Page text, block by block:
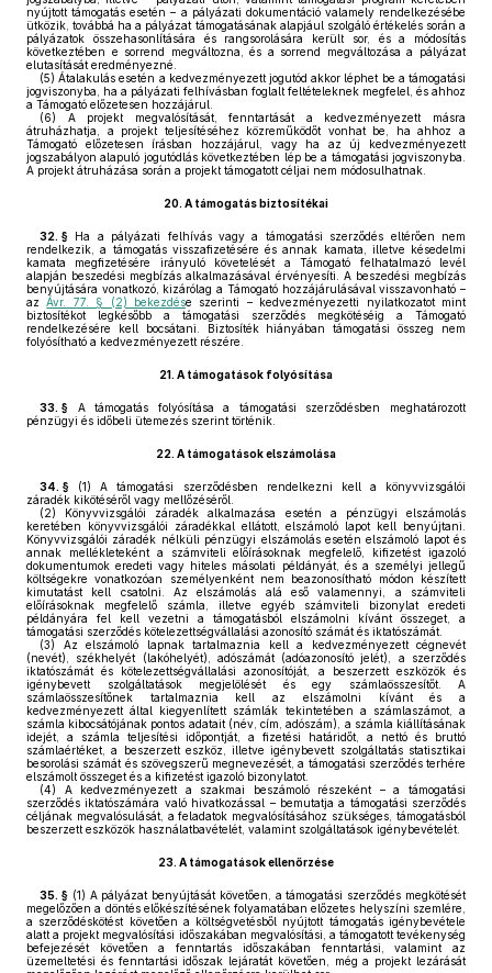
nyújtott támogatás esetén – a pályázati dokumentáció valamely rendelkezésébe
ütközik, továbbá ha a pályázat támogatásának alapjául szolgáló értékelés során a
pályázatok összehasonlítására és rangsorolására került sor, és a módosítás
következtében e sorrend megváltozna, és a sorrend megváltozása a pályázat
elutasítását eredményezné.
(5) Átalakulás esetén a kedvezményezett jogutód akkor léphet be a támogatási
jogviszonyba, ha a pályázati felhívásban foglalt feltételeknek megfelel, és ahhoz
a Támogató előzetesen hozzájárul.
(6) A projekt megvalósítását, fenntartását a kedvezményezett másra
átruházhatja, a projekt teljesítéséhez közreműködőt vonhat be, ha ahhoz a
Támogató előzetesen írásban hozzájárul, vagy ha az új kedvezményezett
jogszabályon alapuló jogutódlás következtében lép be a támogatási jogviszonyba.
A projekt átruházása során a projekt támogatott céljai nem módosulhatnak.
20. A támogatás biztosítékai
32. § Ha a pályázati felhívás vagy a támogatási szerződés eltérően nem
rendelkezik, a támogatás visszafizetésére és annak kamata, illetve késedelmi
kamata megfizetésére irányuló követelését a Támogató felhatalmazó levél
alapján beszedési megbízás alkalmazásával érvényesíti. A beszedési megbízás
benyújtására vonatkozó, kizárólag a Támogató hozzájárulásával visszavonható –
azÁvr. 77. § (2) bekezdése szerinti – kedvezményezetti nyilatkozatot mint
biztosítékot legkésőbb a támogatási szerződés megkötéséig a Támogató
rendelkezésére kell bocsátani. Biztosíték hiányában támogatási összeg nem
folyósítható a kedvezményezett részére.
21. A támogatások folyósítása
33. § A támogatás folyósítása a támogatási szerződésben meghatározott
pénzügyi és időbeli ütemezés szerint történik.
22. A támogatások elszámolása
34. § (1) A támogatási szerződésben rendelkezni kell a könyvvizsgálói
záradék kikötéséről vagy mellőzéséről.
(2) Könyvvizsgálói záradék alkalmazása esetén a pénzügyi elszámolás
keretében könyvvizsgálói záradékkal ellátott, elszámoló lapot kell benyújtani.
Könyvvizsgálói záradék nélküli pénzügyi elszámolás esetén elszámoló lapot és
annak mellékleteként a számviteli előírásoknak megfelelő, kifizetést igazoló
dokumentumok eredeti vagy hiteles másolati példányát, és a személyi jellegű
költségekre vonatkozóan személyenként nem beazonosítható módon készített
kimutatást kell csatolni. Az elszámolás alá eső valamennyi, a számviteli
előírásoknak megfelelő számla, illetve egyéb számviteli bizonylat eredeti
példányára fel kell vezetni a támogatásból elszámolni kívánt összeget, a
támogatási szerződés kötelezettségvállalási azonosító számát és iktatószámát.
(3) Az elszámoló lapnak tartalmaznia kell a kedvezményezett cégnevét
(nevét), székhelyét (lakóhelyét), adószámát (adóazonosító jelét), a szerződés
iktatószámát és kötelezettségvállalási azonosítóját, a beszerzett eszközök és
igénybevett szolgáltatások megjelölését és egy számlaösszesítőt. A
számlaösszesítőnek tartalmaznia kell az elszámolni kívánt és a
kedvezményezett által kiegyenlített számlák tekintetében a számlaszámot, a
számla kibocsátójának pontos adatait (név, cím, adószám), a számla kiállításának
idejét, a számla teljesítési időpontját, a fizetési határidőt, a nettó és bruttó
számlaértéket, a beszerzett eszköz, illetve igénybevett szolgáltatás statisztikai
besorolási számát és szövegszerű megnevezését, a támogatási szerződés terhére
elszámolt összeget és a kifizetést igazoló bizonylatot.
(4) A kedvezményezett a szakmai beszámoló részeként – a támogatási
szerződés iktatószámára való hivatkozással – bemutatja a támogatási szerződés
céljának megvalósulását, a feladatok megvalósításához szükséges, támogatásból
beszerzett eszközök használatbavételét, valamint szolgáltatások igénybevételét.
23. A támogatások ellenőrzése
35. § (1) A pályázat benyújtását követően, a támogatási szerződés megkötését
megelőzően a döntés előkészítésének folyamatában előzetes helyszíni szemlére,
a szerződéskötést követően a költségvetésből nyújtott támogatás igénybevétele
alatt a projekt megvalósítási időszakában megvalósítási, a támogatott tevékenység
befejezését követően a fenntartás időszakában fenntartási, valamint az
üzemeltetési és fenntartási időszak lejáratát követően, még a projekt lezárását